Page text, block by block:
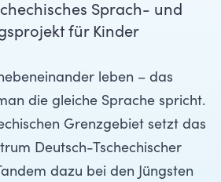
Sprach- und
für Kinder
leben – das
die gleiche Sprache spricht.
Grenzgebiet setzt das
Deutsch-Tschechischer
dazu bei den Jüngsten